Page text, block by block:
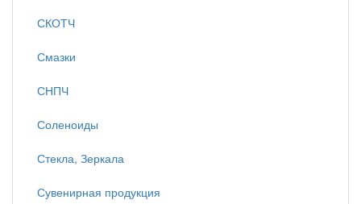
СКОТЧ
Смазки
СНПЧ
Соленоиды
Стекла, Зеркала
Сувенирная продукция